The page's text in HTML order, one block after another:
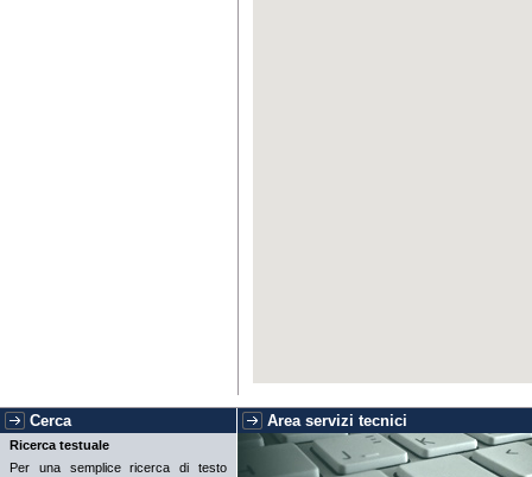
Cerca Area servizi tecnici
Ricerca testuale
Per una semplice ricerca di testo